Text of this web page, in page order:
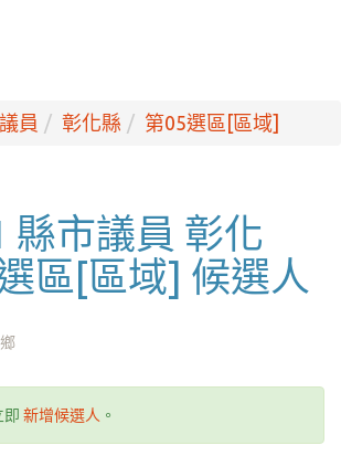
員 彰化縣 第05選區[區域]
縣市議員 彰化
區[區域] 候選人
即 新增候選人 。